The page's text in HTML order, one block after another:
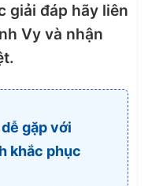
giải đáp hãy liên
Vy và nhận
gặp với
khắc phục